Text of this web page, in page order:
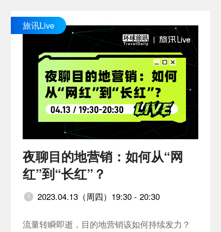
旅讯Live
夜聊目的地营销：如何从“网
红”到“长红”？
2023.04.13（周四）19:30 - 20:30
流量转瞬即逝，目的地营销该如何持续发力？